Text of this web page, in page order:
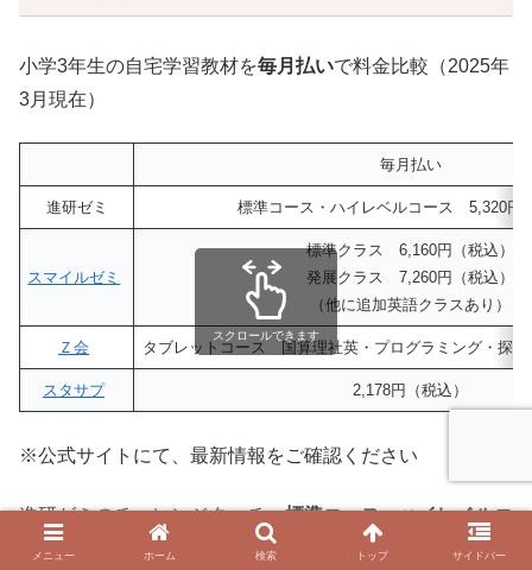
小学3年生の自宅学習教材を毎月払いで料金比較（2025年
3月現在）
毎月払い
進研ゼミ 標準コース・ハイレベルコース 5,320円
スマイルゼミ
標準クラス 6,160円（税込）
発展クラス 7,260円（税込）
（他に追加英語クラスあり）
Ｚ会 タブレットコース 国算理社英・プログラミング・探
スタサプ 2,178円（税込）
スクロールできます
※公式サイトにて、最新情報をご確認ください
進研ゼミのチャレンジタッチ標準コース⇔ハイレベルコ
ース
はタブレットから簡単にいつでも設定変更できます。
メニュー ホーム 検索 トップ サイドバー